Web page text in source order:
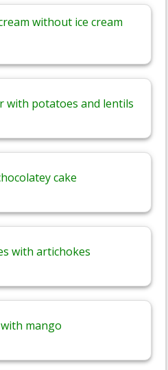
without ice cream
with potatoes and lentils
cake
with artichokes
mango